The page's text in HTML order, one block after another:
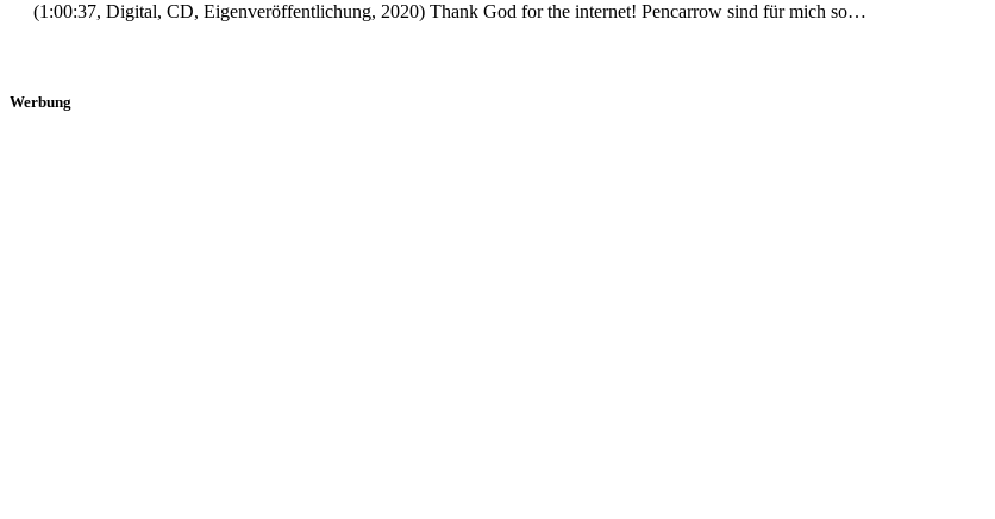
(1:00:37, Digital, CD, Eigenveröffentlichung, 2020) Thank God for the internet! Pencarrow sind für mich so…
Werbung